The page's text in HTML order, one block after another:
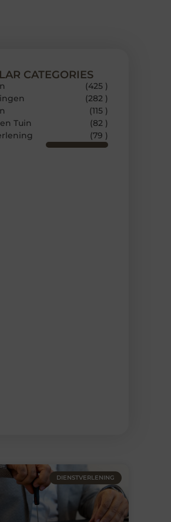
CATEGORIES
(425 )
(282 )
(115 )
Tuin
(82 )
(79 )
DIENSTVERLENING